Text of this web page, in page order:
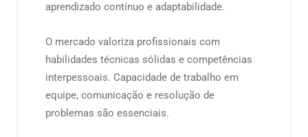
aprendizado contínuo e adaptabilidade.
O mercado valoriza profissionais com
habilidades técnicas sólidas e competências
interpessoais. Capacidade de trabalho em
equipe, comunicação e resolução de
problemas são essenciais.